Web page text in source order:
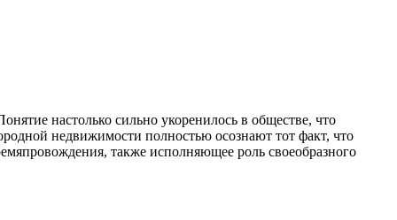
настолько сильно укоренилось в обществе, что
недвижимости полностью осознают тот факт, что
также исполняющее роль своеобразного